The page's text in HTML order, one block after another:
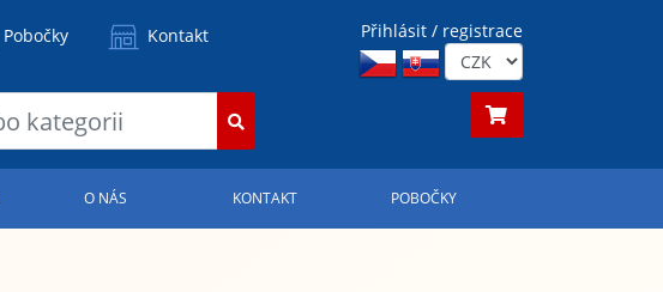
Pobočky Kontakt Přihlásit / registrace
O NÁS KONTAKT POBOČKY